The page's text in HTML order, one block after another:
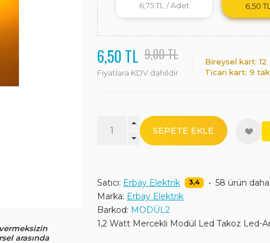
arasında
6,75 TL / Adet 6,50 TL
6,50 TL 9,00 TL
Fiyatlara KDV dahildir
Bireysel kart:
Ticari kart: 9
SEPETE EKLE
Satıcı: Erbay Elektrik 3,4 • 58 ürün daha
Marka: Erbay Elektrik
Barkod: MODÜL2
1,2 Watt Mercekli Modül Led Takoz Led-